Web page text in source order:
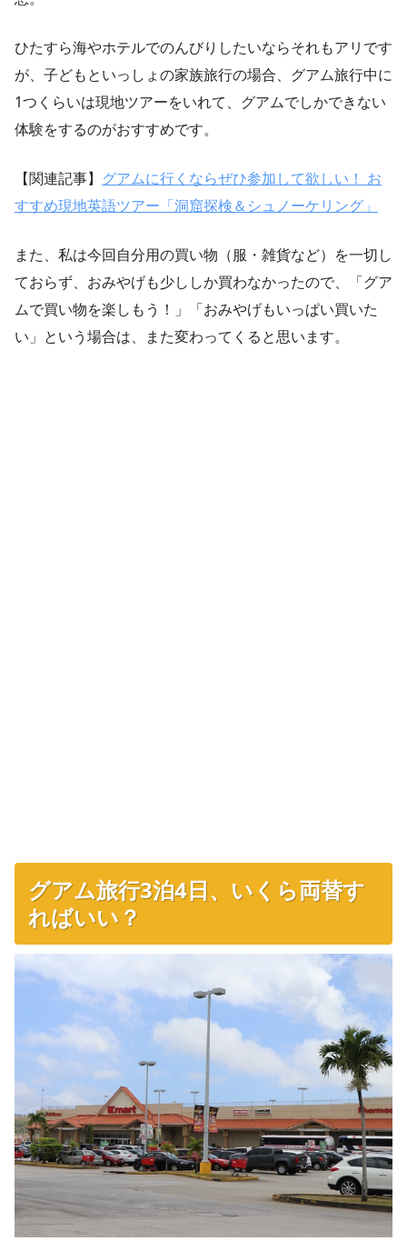
ひたすら海やホテルでのんびりしたいならそれもアリです
が、子どもといっしょの家族旅行の場合、グアム旅行中に
1つくらいは現地ツアーをいれて、グアムでしかできない
体験をするのがおすすめです。
【関連記事】 グアムに行くならぜひ参加して欲しい！ お
すすめ現地英語ツアー「洞窟探検＆シュノーケリング」
また、私は今回自分用の買い物（服・雑貨など）を一切し
ておらず、おみやげも少ししか買わなかったので、「グア
ムで買い物を楽しもう！」「おみやげもいっぱい買いた
い」という場合は、また変わってくると思います。
グアム旅行3泊4日、いくら両替す
ればいい？